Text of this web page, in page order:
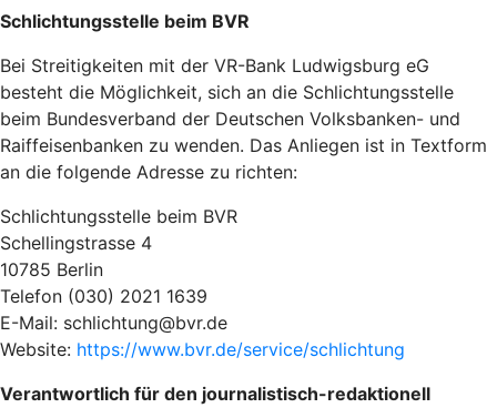
Schlichtungsstelle beim BVR
Bei Streitigkeiten mit der VR-Bank Ludwigsburg eG
besteht die Möglichkeit, sich an die Schlichtungsstelle
beim Bundesverband der Deutschen Volksbanken- und
Raiffeisenbanken zu wenden. Das Anliegen ist in Textform
an die folgende Adresse zu richten:
Schlichtungsstelle beim BVR
Schellingstrasse 4
10785 Berlin
Telefon (030) 2021 1639
E-Mail: schlichtung@bvr.de
Website: https://www.bvr.de/service/schlichtung
Verantwortlich für den journalistisch-redaktionell